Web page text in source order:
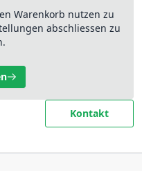
Warenkorb nutzen zu
abschliessen zu
Kontakt